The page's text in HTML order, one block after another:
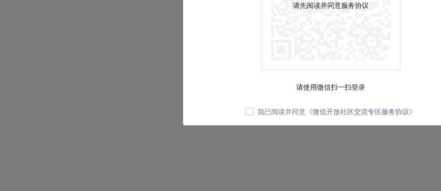
请先阅读并同意服务协议
请使用微信扫一扫登录
我已阅读并同意 《微信开放社区交流专区服务协议》